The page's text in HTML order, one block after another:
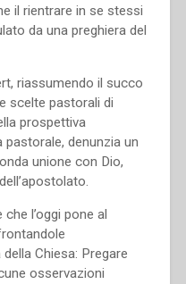
il rientrare in se stessi
da una preghiera del
riassumendo il succo
scelte pastorali di
prospettiva
pastorale, denunzia un
unione con Dio,
l’oggi pone al
Chiesa: Pregare
osservazioni